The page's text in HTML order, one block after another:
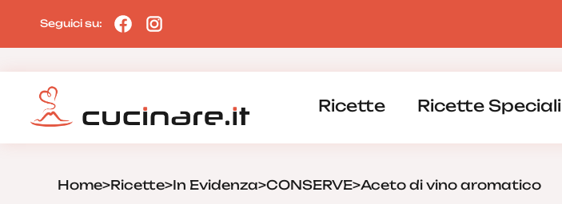
Seguici su:
Ricette Ricette Speciali
Home>Ricette>In Evidenza>CONSERVE>Aceto di vino aromatico